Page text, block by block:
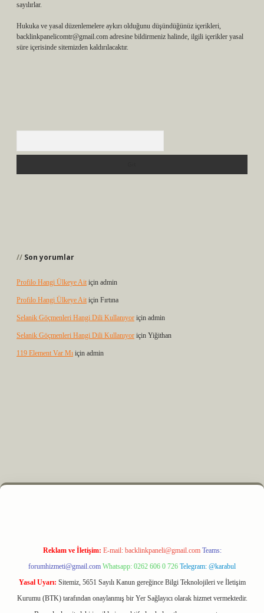
sayılırlar.
Hukuka ve yasal düzenlemelere aykırı olduğunu düşündüğünüz içerikleri,
backlinkpanelicomtr@gmail.com adresine bildirmeniz halinde, ilgili içerikler yasal
süre içerisinde sitemizden kaldırılacaktır.
Son yorumlar
Profilo Hangi Ülkeye Ait için admin
Profilo Hangi Ülkeye Ait için Fırtına
Selanik Göçmenleri Hangi Dili Kullanıyor için admin
Selanik Göçmenleri Hangi Dili Kullanıyor için Yiğithan
119 Element Var Mı için admin
m elexbet
Reklam ve İletişim: E-mail: backlinkpaneli@gmail.com Teams:
forumhizmeti@gmail.com Whatsapp: 0262 606 0 726 Telegram: @karabul
Yasal Uyarı: Sitemiz, 5651 Sayılı Kanun gereğince Bilgi Teknolojileri ve İletişim
Kurumu (BTK) tarafından onaylanmış bir Yer Sağlayıcı olarak hizmet vermektedir.